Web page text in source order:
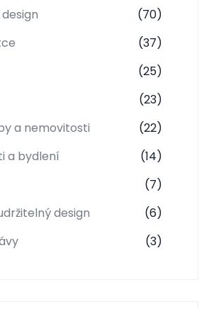
(70)
(37)
(25)
(23)
a nemovitosti
(22)
a bydlení
(14)
(7)
design
(6)
(3)